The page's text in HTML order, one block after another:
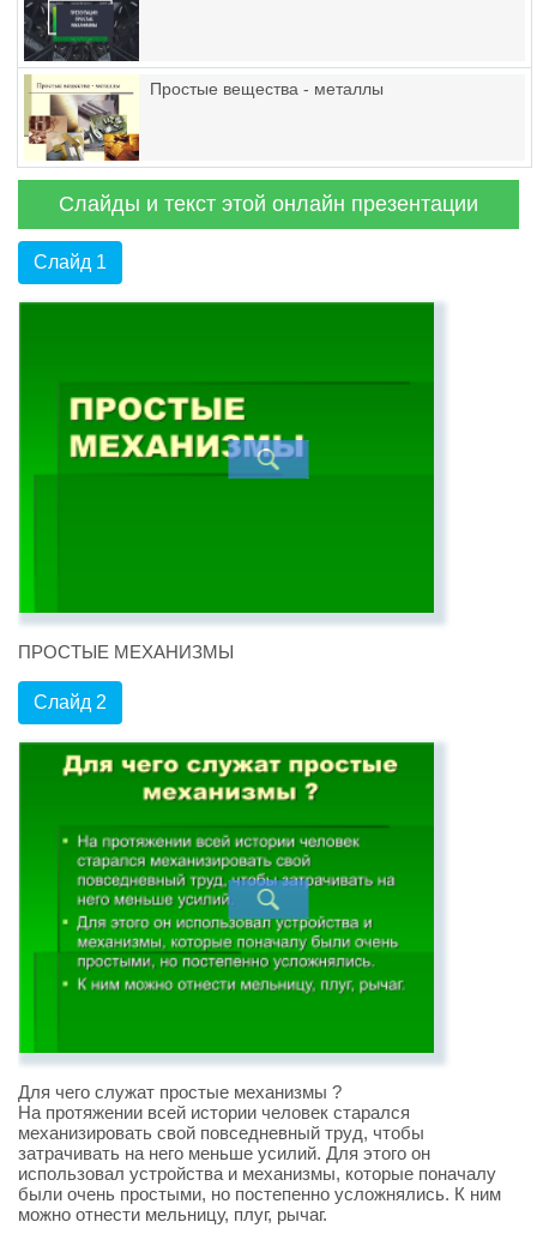
Простые вещества - металлы
Слайды и текст этой онлайн презентации
Слайд 1
ПРОСТЫЕ МЕХАНИЗМЫ
Слайд 2
Для чего служат простые механизмы ?
На протяжении всей истории человек старался
механизировать свой повседневный труд, чтобы
затрачивать на него меньше усилий. Для этого он
использовал устройства и механизмы, которые поначалу
были очень простыми, но постепенно усложнялись. К ним
можно отнести мельницу, плуг, рычаг.